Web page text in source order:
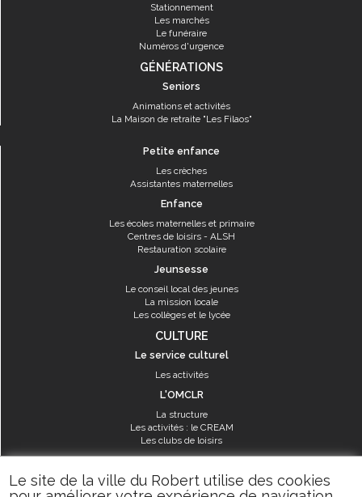
Le site de la ville du Robert utilise des cookies
Stationnement
Les marchés
Le funéraire
Numéros d'urgence
GÉNÉRATIONS
Seniors
Animations et activités
La Maison de retraite "Les Filaos"
Petite enfance
Les crèches
Assistantes maternelles
Enfance
Les écoles maternelles et primaire
Centres de loisirs - ALSH
Restauration scolaire
Jeunsesse
Le conseil local des jeunes
La mission locale
Les collèges et le lycée
CULTURE
Le service culturel
Les activités
L'OMCLR
La structure
Les activités : le CREAM
Les clubs de loisirs
SPORT
Les équipements sportifs